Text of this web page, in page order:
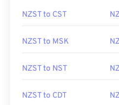
NZST to CST
NZST to MSK
NZST to NST
NZST to CDT